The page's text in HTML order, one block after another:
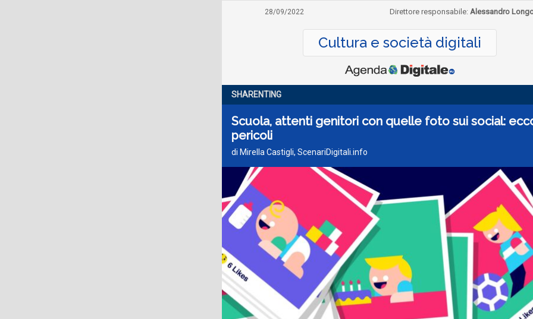
28/09/2022 Direttore responsabile: Alessandro
Cultura e società digitali
SHARENTING
Scuola, attenti genitori con quelle foto sui social:
pericoli
di Mirella Castigli, ScenariDigitali.info